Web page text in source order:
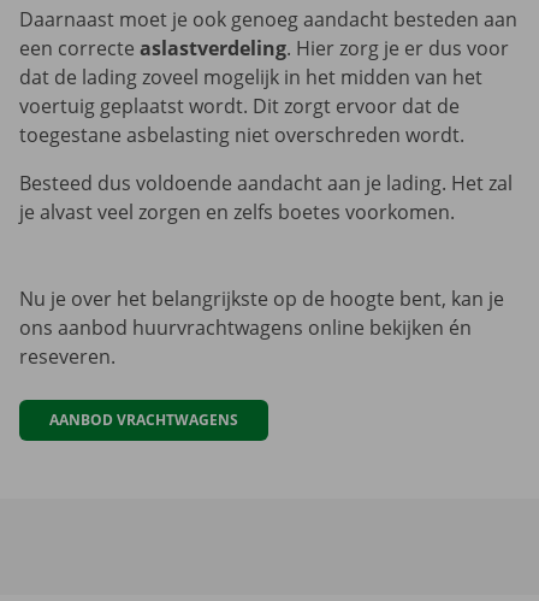
Daarnaast moet je ook genoeg aandacht besteden aan
een correcte aslastverdeling. Hier zorg je er dus voor
dat de lading zoveel mogelijk in het midden van het
voertuig geplaatst wordt. Dit zorgt ervoor dat de
toegestane asbelasting niet overschreden wordt.
Besteed dus voldoende aandacht aan je lading. Het zal
je alvast veel zorgen en zelfs boetes voorkomen.
Nu je over het belangrijkste op de hoogte bent, kan je
ons aanbod huurvrachtwagens online bekijken én
reseveren.
AANBOD VRACHTWAGENS